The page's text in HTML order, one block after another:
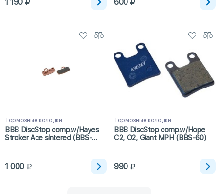
1 190 600
Тормозные колодки
BBB DiscStop comp.w/Hayes
Stroker Ace sintered (BBS-
1 000
Тормозные колодки
BBB DiscStop comp.w/Hope
C2, O2, Giant MPH (BBS-60)
990